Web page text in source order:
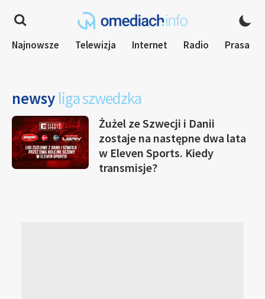
Najnowsze Telewizja Internet Radio Prasa
newsy liga szwedzka
Żużel ze Szwecji i Danii
zostaje na następne dwa lata
w Eleven Sports. Kiedy
transmisje?